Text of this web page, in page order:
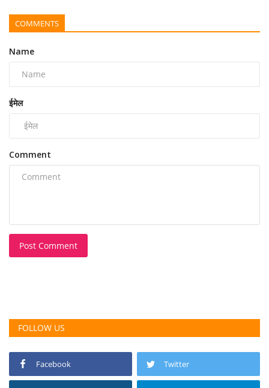
COMMENTS
Name
ईमेल
Comment
Post Comment
FOLLOW US
Facebook Twitter